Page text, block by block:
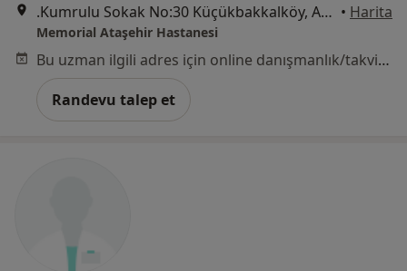
.Kumrulu Sokak No:30 Küçükbakkalköy, Ataşehir • Harita
Memorial Ataşehir Hastanesi
Bu uzman ilgili adres için online danışmanlık/takvim sunmuyor.
Randevu talep et